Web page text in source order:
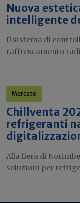
Nuova
intelligente
Il sistema di
raffrescamento
Mercato
Chillventa
refrigeranti
Alla fiera di
soluzioni per